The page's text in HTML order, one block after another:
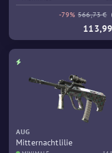
-79% 566,73 €
AUG
Mitternachtlilie